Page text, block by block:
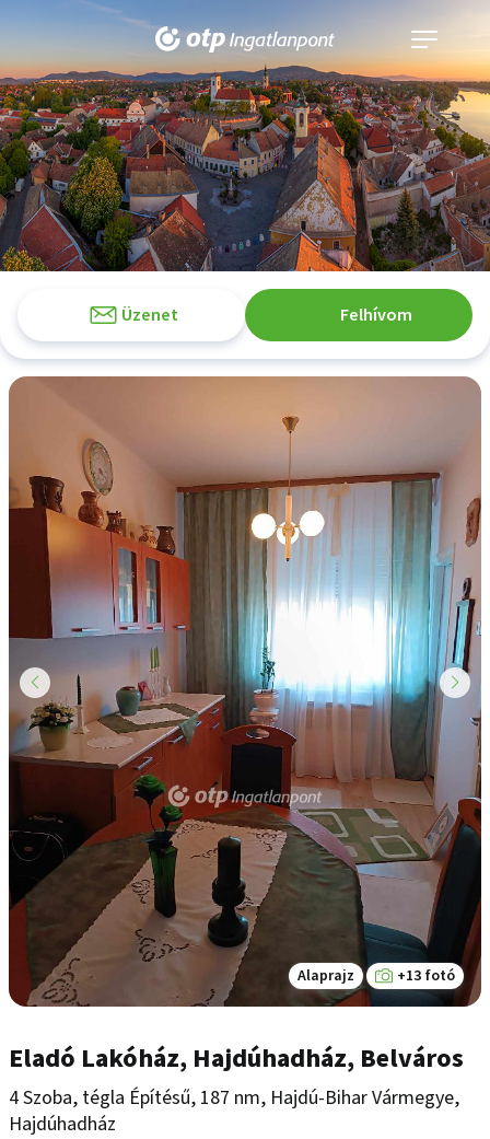
Navigáció
kinyitása
Üzenet Felhívom
Alaprajz +13 fotó
Eladó Lakóház, Hajdúhadház, Belváros
4 Szoba, tégla Építésű, 187 nm, Hajdú-Bihar Vármegye,
Hajdúhadház